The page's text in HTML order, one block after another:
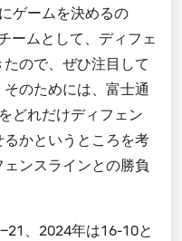
ゲームを決めるの
ームとして、 ディフェ
ので、ぜひ注目して
のためには、富士通
どれだけディフェン
かというところを考
ンスラインとの勝負
、2024年は16-10と